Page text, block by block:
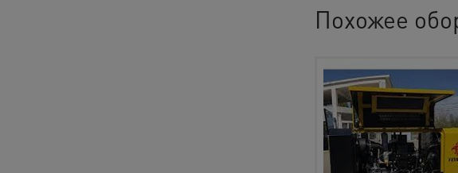
Похожее